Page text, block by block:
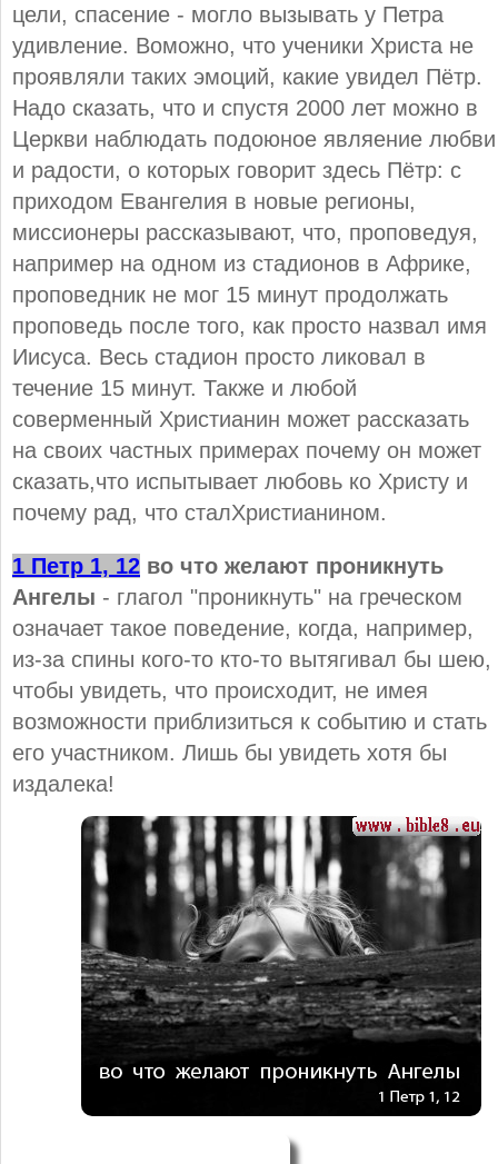
цели, спасение - могло вызывать у Петра
удивление. Воможно, что ученики Христа не
проявляли таких эмоций, какие увидел Пётр.
Надо сказать, что и спустя 2000 лет можно в
Церкви наблюдать подоюное являение любви
и радости, о которых говорит здесь Пётр: с
приходом Евангелия в новые регионы,
миссионеры рассказывают, что, проповедуя,
например на одном из стадионов в Африке,
проповедник не мог 15 минут продолжать
проповедь после того, как просто назвал имя
Иисуса. Весь стадион просто ликовал в
течение 15 минут. Также и любой
соверменный Христианин может рассказать
на своих частных примерах почему он может
сказать,что испытывает любовь ко Христу и
почему рад, что сталХристианином.
1 Петр 1, 12 во что желают проникнуть
Ангелы - глагол "проникнуть" на греческом
означает такое поведение, когда, например,
из-за спины кого-то кто-то вытягивал бы шею,
чтобы увидеть, что происходит, не имея
возможности приблизиться к событию и стать
его участником. Лишь бы увидеть хотя бы
издалека!